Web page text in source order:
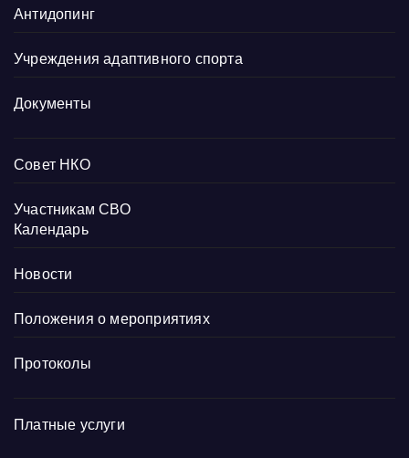
Антидопинг
Учреждения адаптивного спорта
Документы
Совет НКО
Участникам СВО
Календарь
Новости
Положения о мероприятиях
Протоколы
Платные услуги